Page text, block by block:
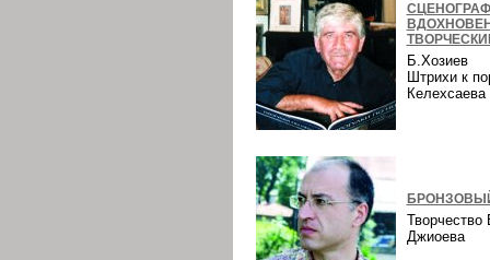
Б.Хозиев
Штрихи к
Творчество
Джиоева